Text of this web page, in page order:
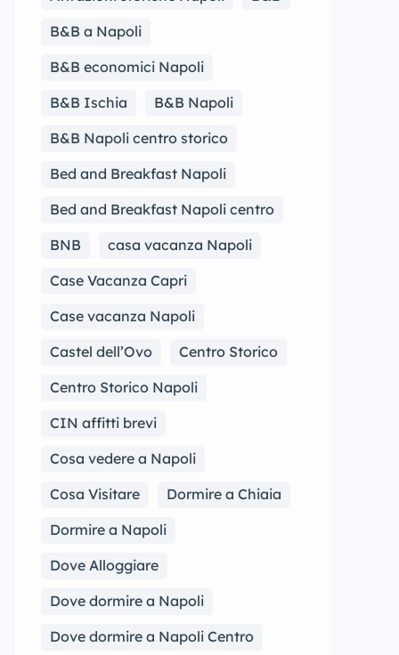
B&B a Napoli
B&B economici Napoli
B&B Ischia
B&B Napoli
B&B Napoli centro storico
Bed and Breakfast Napoli
Bed and Breakfast Napoli centro
BNB
casa vacanza Napoli
Case Vacanza Capri
Case vacanza Napoli
Castel dell’Ovo
Centro Storico
Centro Storico Napoli
CIN affitti brevi
Cosa vedere a Napoli
Cosa Visitare
Dormire a Chiaia
Dormire a Napoli
Dove Alloggiare
Dove dormire a Napoli
Dove dormire a Napoli Centro